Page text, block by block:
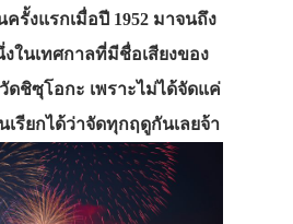
ครั้งแรกเมื่อปี 1952 มาจนถึง
งในเทศกาลที่มีชื่อเสียงของ
ดชิซุโอกะ เพราะไม่ได้จัดแค่
เรียกได้ว่าจัดทุกฤดูกันเลยจ้า